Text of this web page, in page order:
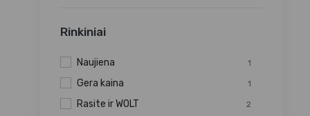
Rinkiniai
Naujiena 1
Gera kaina 1
Rasite ir WOLT 2